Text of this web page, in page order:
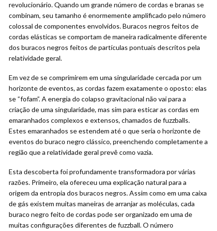
revolucionário. Quando um grande número de cordas e branas se
combinam, seu tamanho é enormemente amplificado pelo número
colossal de componentes envolvidos. Buracos negros feitos de
cordas elásticas se comportam de maneira radicalmente diferente
dos buracos negros feitos de partículas pontuais descritos pela
relatividade geral.
Em vez de se comprimirem em uma singularidade cercada por um
horizonte de eventos, as cordas fazem exatamente o oposto: elas
se “fofam”. A energia do colapso gravitacional não vai para a
criação de uma singularidade, mas sim para esticar as cordas em
emaranhados complexos e extensos, chamados de fuzzballs.
Estes emaranhados se estendem até o que seria o horizonte de
eventos do buraco negro clássico, preenchendo completamente a
região que a relatividade geral prevê como vazia.
Esta descoberta foi profundamente transformadora por várias
razões. Primeiro, ela ofereceu uma explicação natural para a
origem da entropia dos buracos negros. Assim como em uma caixa
de gás existem muitas maneiras de arranjar as moléculas, cada
buraco negro feito de cordas pode ser organizado em uma de
muitas configurações diferentes de fuzzball. O número